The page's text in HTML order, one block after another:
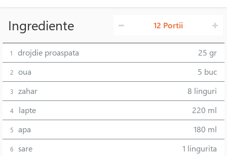
Ingrediente 12 Portii
1 drojdie proaspata 25 gr
2 oua 5 buc
3 zahar 8 linguri
4 lapte 220 ml
5 apa 180 ml
6 sare 1 lingurita